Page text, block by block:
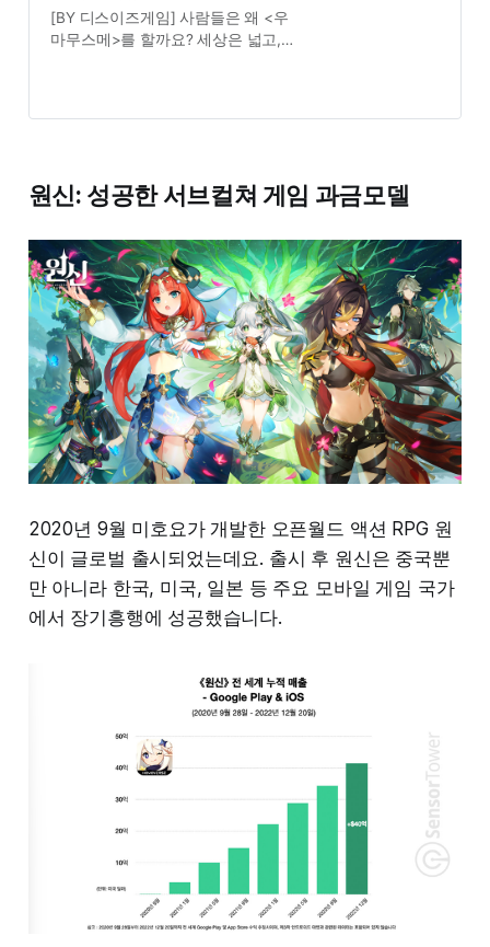
[BY 디스이즈게임] 사람들은 왜 <우
마무스메>를 할까요? 세상은 넓고,
원신: 성공한 서브컬쳐 게임 과금모델
2020년 9월 미호요가 개발한 오픈월드 액션 RPG 원
신이 글로벌 출시되었는데요. 출시 후 원신은 중국뿐
만 아니라 한국, 미국, 일본 등 주요 모바일 게임 국가
에서 장기흥행에 성공했습니다.